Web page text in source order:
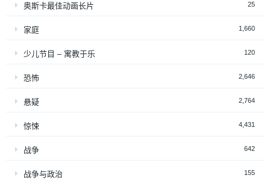
奥斯卡最佳动画长片 25
家庭 1,660
少儿节目 – 寓教于乐 120
恐怖 2,646
悬疑 2,764
惊悚 4,431
战争 642
战争与政治 155